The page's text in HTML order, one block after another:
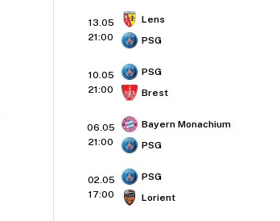
13.05
21:00
Lens
PSG
10.05
21:00
PSG
Brest
06.05
21:00
Bayern Monachium
PSG
02.05
17:00
PSG
Lorient